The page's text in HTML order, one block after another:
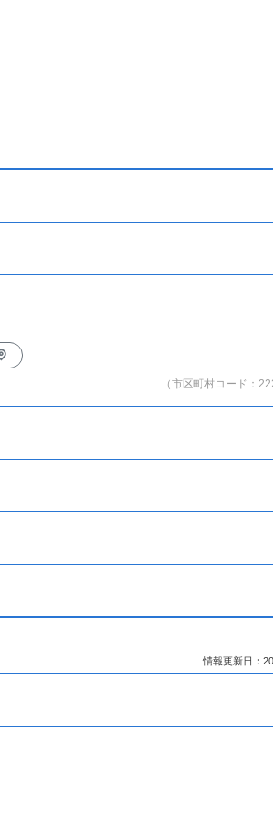
（市区町村コード：
情報更新日：